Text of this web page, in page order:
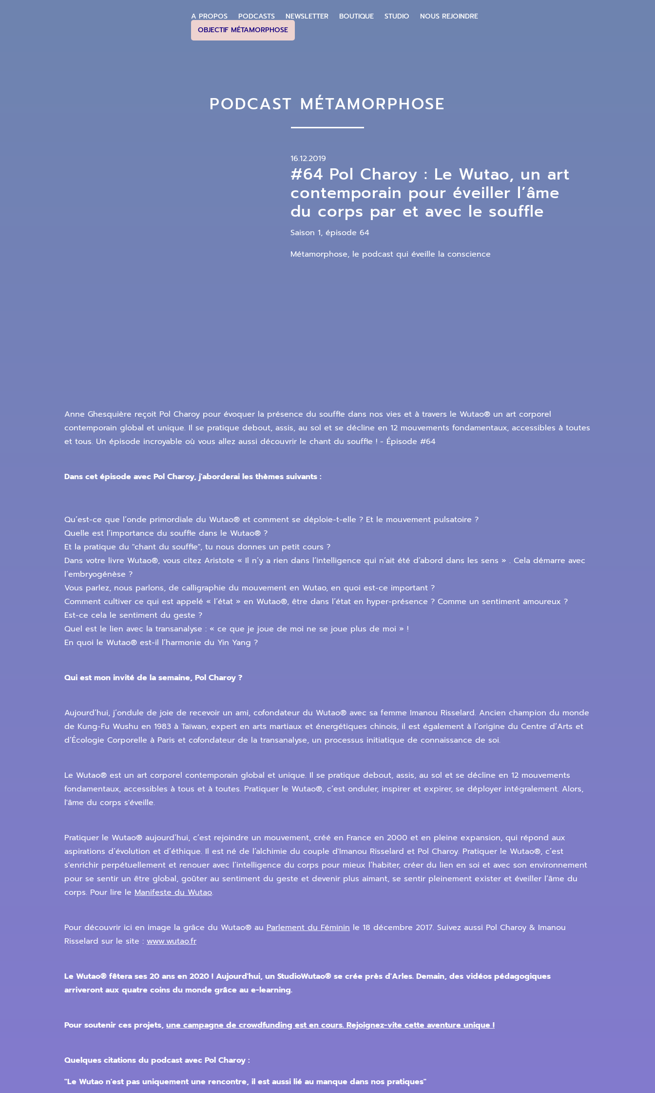
A PROPOS PODCASTS NEWSLETTER BOUTIQUE STUDIO
NOUS REJOINDRE
OBJECTIF MÉTAMORPHOSE
PODCAST MÉTAMORPHOSE
16.12.2019
#64 Pol Charoy : Le Wutao, un art
contemporain pour éveiller l’âme
du corps par et avec le souffle
Saison 1, épisode 64
Métamorphose, le podcast qui éveille la conscience
Anne Ghesquière reçoit Pol Charoy pour évoquer la présence du souffle dans nos vies et à travers le Wutao® un art corporel
contemporain global et unique. Il se pratique debout, assis, au sol et se décline en 12 mouvements fondamentaux, accessibles à toutes
et tous. Un épisode incroyable où vous allez aussi découvrir le chant du souffle ! - Épisode #64
Dans cet épisode avec Pol Charoy, j'aborderai les thèmes suivants :
Qu’est-ce que l’onde primordiale du Wutao® et comment se déploie-t-elle ? Et le mouvement pulsatoire ?
Quelle est l’importance du souffle dans le Wutao® ?
Et la pratique du "chant du souffle", tu nous donnes un petit cours ?
Dans votre livre Wutao®, vous citez Aristote « Il n’y a rien dans l’intelligence qui n’ait été d’abord dans les sens » . Cela démarre avec
l’embryogénèse ?
Vous parlez, nous parlons, de calligraphie du mouvement en Wutao, en quoi est-ce important ?
Comment cultiver ce qui est appelé « l’état » en Wutao®, être dans l’état en hyper-présence ? Comme un sentiment amoureux ?
Est-ce cela le sentiment du geste ?
Quel est le lien avec la transanalyse : « ce que je joue de moi ne se joue plus de moi » !
En quoi le Wutao® est-il l’harmonie du Yin Yang ?
Qui est mon invité de la semaine, Pol Charoy ?
Aujourd’hui, j’ondule de joie de recevoir un ami, cofondateur du Wutao® avec sa femme Imanou Risselard. Ancien champion du monde
de Kung-Fu Wushu en 1983 à Taïwan, expert en arts martiaux et énergétiques chinois, il est également à l’origine du Centre d’Arts et
d’Écologie Corporelle à Paris et cofondateur de la transanalyse, un processus initiatique de connaissance de soi.
Le Wutao® est un art corporel contemporain global et unique. Il se pratique debout, assis, au sol et se décline en 12 mouvements
fondamentaux, accessibles à tous et à toutes. Pratiquer le Wutao®, c’est onduler, inspirer et expirer, se déployer intégralement. Alors,
l'âme du corps s'éveille.
Pratiquer le Wutao® aujourd’hui, c’est rejoindre un mouvement, créé en France en 2000 et en pleine expansion, qui répond aux
aspirations d’évolution et d’éthique. Il est né de l’alchimie du couple d'Imanou Risselard et Pol Charoy. Pratiquer le Wutao®, c’est
s'enrichir perpétuellement et renouer avec l’intelligence du corps pour mieux l’habiter, créer du lien en soi et avec son environnement
pour se sentir un être global, goûter au sentiment du geste et devenir plus aimant, se sentir pleinement exister et éveiller l’âme du
corps. Pour lire le Manifeste du Wutao.
Pour découvrir ici en image la grâce du Wutao® au Parlement du Féminin le 18 décembre 2017. Suivez aussi Pol Charoy & Imanou
Risselard sur le site : www.wutao.fr
Le Wutao® fêtera ses 20 ans en 2020 ! Aujourd'hui, un StudioWutao® se crée près d'Arles. Demain, des vidéos pédagogiques
arriveront aux quatre coins du monde grâce au e-learning.
Pour soutenir ces projets, une campagne de crowdfunding est en cours. Rejoignez-vite cette aventure unique !
Quelques citations du podcast avec Pol Charoy :
"Le Wutao n'est pas uniquement une rencontre, il est aussi lié au manque dans nos pratiques"